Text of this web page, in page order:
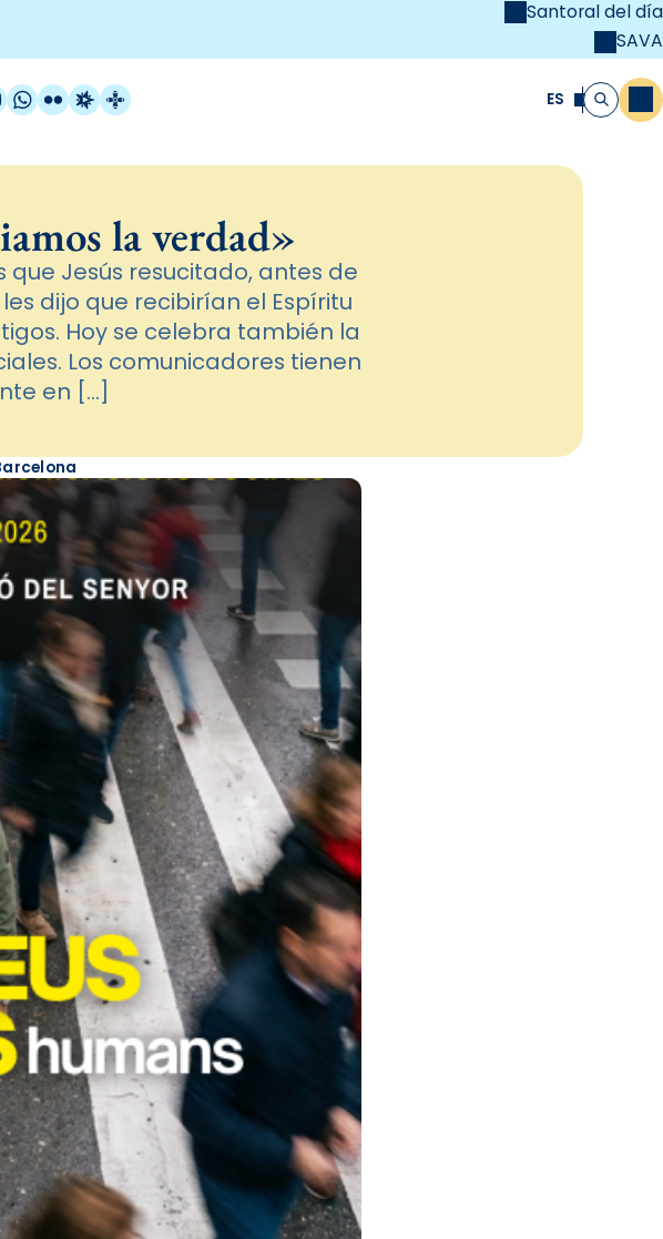
Santoral del día
SAVA
WhatsApp
FlickrRadio Estel
Catalunya Cristiana ES Buscar
la verdad»
que Jesús resucitado, antes de
dijo que recibirían el Espíritu
Hoy se celebra también la
Los comunicadores tienen
en […]